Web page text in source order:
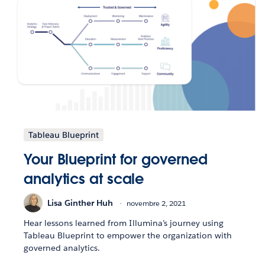
Tableau Blueprint
Your Blueprint for governed
analytics at scale
Lisa Ginther Huh novembre 2, 2021
Hear lessons learned from Illumina’s journey using
Tableau Blueprint to empower the organization with
governed analytics.